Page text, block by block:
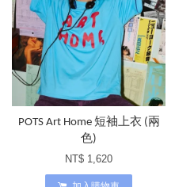
POTS Art Home 短袖上衣 (兩
色)
NT$ 1,620